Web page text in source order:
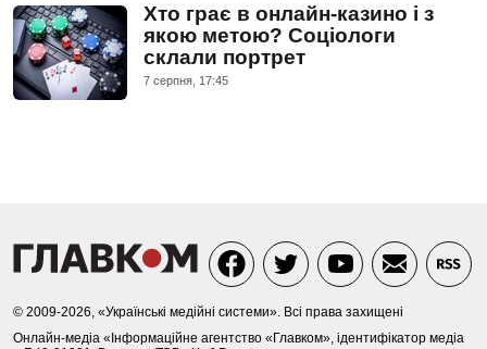
Хто грає в онлайн-казино і з
якою метою? Соціологи
склали портрет
7 серпня, 17:45
© 2009-2026, «Українські медійні системи». Всі права захищені
Онлайн-медіа «Інформаційне агентство «Главком», ідентифікатор медіа